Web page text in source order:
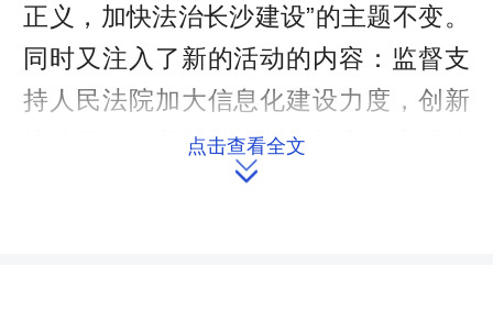
正义，加快法治长沙建设”的主题不变。
同时又注入了新的活动的内容：监督支
持人民法院加大信息化建设力度，创新
法院工作监督制约机制，切实提高法院
审判工作的公信度；监督支持人民检察
点击查看全文
